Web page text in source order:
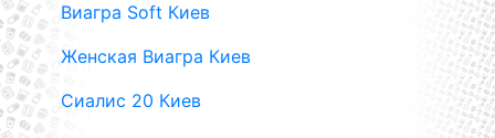
Виагра Soft Киев
Женская Виагра Киев
Сиалис 20 Киев